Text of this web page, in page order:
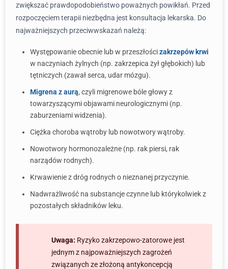
zwiększać prawdopodobieństwo poważnych powikłań. Przed
rozpoczęciem terapii niezbędna jest konsultacja lekarska. Do
najważniejszych przeciwwskazań należą:
Występowanie obecnie lub w przeszłościzakrzepów krwi
w naczyniach żylnych (np. zakrzepica żył głębokich) lub
tętniczych (zawał serca, udar mózgu).
Migrena z aurą, czyli migrenowe bóle głowy z
towarzyszącymi objawami neurologicznymi (np.
zaburzeniami widzenia).
Ciężka choroba wątroby lub nowotwory wątroby.
Nowotwory hormonozależne (np. rak piersi, rak
narządów rodnych).
Krwawienie z dróg rodnych o nieznanej przyczynie.
Nadwrażliwość na substancje czynne lub którykolwiek z
pozostałych składników leku.
Uwaga: Ryzyko zakrzepowo-zatorowe jest
jednym z najpoważniejszych zagrożeń
związanych ze złożoną antykoncepcją